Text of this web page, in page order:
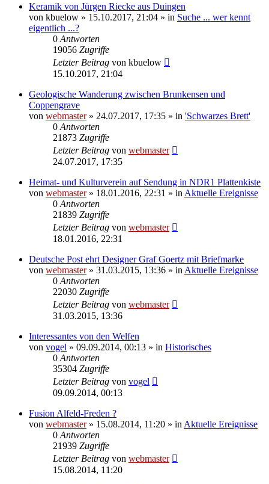
Keramik von Jürgen Riecke aus Duingen
von kbuelow » 15.10.2017, 21:04 » in Suche ... wer kennt
eigentlich ...?
0 Antworten
19056 Zugriffe
Letzter Beitrag von kbuelow
15.10.2017, 21:04
Geologische Wanderung zwischen Brunkensen und
Coppengrave
von webmaster» 24.07.2017, 17:35 » in 'Schwarzes Brett'
0 Antworten
21873 Zugriffe
Letzter Beitrag von webmaster
24.07.2017, 17:35
Heimat- und Kulturverein auf Sendung in NDR1 Plattenkiste
von webmaster» 18.01.2016, 22:31 » in Aktuelle Ereignisse
0 Antworten
21839 Zugriffe
Letzter Beitrag von webmaster
18.01.2016, 22:31
Deutsche Post ehrt Designer Graf Goertz mit Briefmarke
von webmaster» 31.03.2015, 13:36 » in Aktuelle Ereignisse
0 Antworten
22030 Zugriffe
Letzter Beitrag von webmaster
31.03.2015, 13:36
Interessantes von den Welfen
von vogel » 09.09.2014, 00:13 » in Historisches
0 Antworten
35304 Zugriffe
Letzter Beitrag von vogel
09.09.2014, 00:13
Fusion Alfeld-Freden ?
von webmaster» 15.08.2014, 11:20 » in Aktuelle Ereignisse
0 Antworten
21939 Zugriffe
Letzter Beitrag von webmaster
15.08.2014, 11:20